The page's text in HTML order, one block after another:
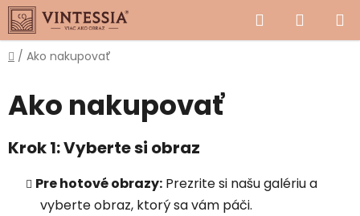
Prejsť
na
obsah
Hľadať
KOŠÍK
Domov
/ Ako nakupovať
Ako nakupovať
Krok 1: Vyberte si obraz
Pre hotové obrazy: Prezrite si našu galériu a
vyberte obraz, ktorý sa vám páči.